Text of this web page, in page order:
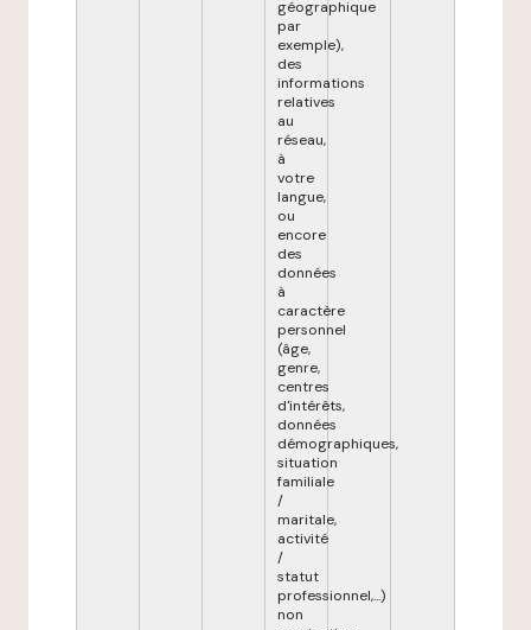
géographique
par
exemple),
des
informations
relatives
au
réseau,
à
votre
langue,
ou
encore
des
données
à
caractère
personnel
(âge,
genre,
centres
d'intérêts,
données
démographiques,
situation
familiale
/
maritale,
activité
/
statut
professionnel,...)
non